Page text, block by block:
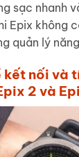
sạc nhanh
Epix không
quản lý
kết nối và
2 và